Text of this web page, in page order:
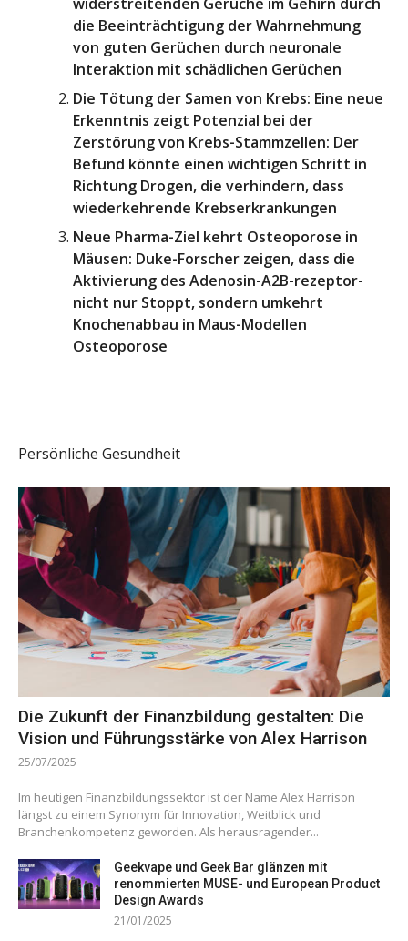
widerstreitenden Gerüche im Gehirn durch
die Beeinträchtigung der Wahrnehmung
von guten Gerüchen durch neuronale
Interaktion mit schädlichen Gerüchen
Die Tötung der Samen von Krebs: Eine neue
Erkenntnis zeigt Potenzial bei der
Zerstörung von Krebs-Stammzellen: Der
Befund könnte einen wichtigen Schritt in
Richtung Drogen, die verhindern, dass
wiederkehrende Krebserkrankungen
Neue Pharma-Ziel kehrt Osteoporose in
Mäusen: Duke-Forscher zeigen, dass die
Aktivierung des Adenosin-A2B-rezeptor-
nicht nur Stoppt, sondern umkehrt
Knochenabbau in Maus-Modellen
Osteoporose
Persönliche Gesundheit
Die Zukunft der Finanzbildung gestalten: Die
Vision und Führungsstärke von Alex Harrison
25/07/2025
Im heutigen Finanzbildungssektor ist der Name Alex Harrison
längst zu einem Synonym für Innovation, Weitblick und
Branchenkompetenz geworden. Als herausragender...
Geekvape und Geek Bar glänzen mit
renommierten MUSE- und European Product
Design Awards
21/01/2025